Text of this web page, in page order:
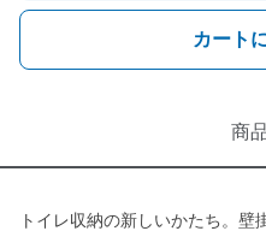
カート
商
トイレ収納の新しいかたち。